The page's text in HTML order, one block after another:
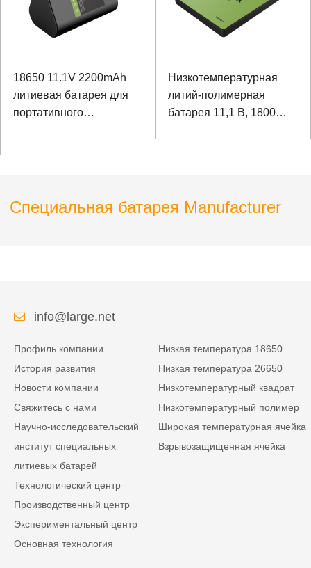
18650 11.1V 2200mAh
литиевая батарея для
портативного
станции
Низкотемпературная
литий-полимерная
батарея 11,1 В, 1800
Специальная батарея Manufacturer
info@large.net
Профиль компании
История развития
Новости компании
Свяжитесь с нами
Научно-исследовательский
институт специальных
литиевых батарей
Технологический центр
Производственный центр
Экспериментальный центр
Основная технология
Низкая температура 18650
Низкая температура 26650
Низкотемпературный квадрат
Низкотемпературный полимер
Широкая температурная ячейка
Взрывозащищенная ячейка